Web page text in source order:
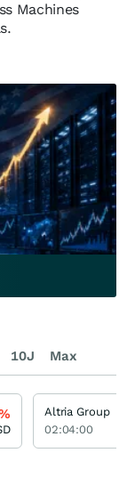
Machines
10J Max
Altria Group
02:04:00